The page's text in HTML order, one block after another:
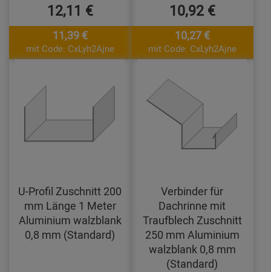
12,11 €
11,39 €
mit Code: CxLyh2Ajne
10,92 €
10,27 €
mit Code: CxLyh2Ajne
U-Profil Zuschnitt 200
mm Länge 1 Meter
Aluminium walzblank
0,8 mm (Standard)
Verbinder für
Dachrinne mit
Traufblech Zuschnitt
250 mm Aluminium
walzblank 0,8 mm
(Standard)